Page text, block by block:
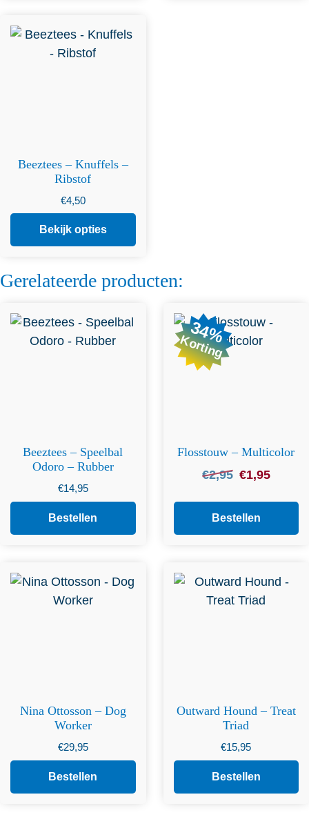
Beeztees – Knuffels –
Ribstof
€4,50
Bekijk opties
meerdere variaties. Deze
optie kan gekozen worden
Gerelateerde producten:
Beeztees – Speelbal
Odoro – Rubber
€14,95
Bestellen
34%
Korting
Flosstouw – Multicolor
€2,95 Oorspronkelijke
was:
€2,95.
€1,95Huidige
is:
Bestellen
Nina Ottosson – Dog
Worker
€29,95
Bestellen
Outward Hound – Treat
Triad
€15,95
Bestellen